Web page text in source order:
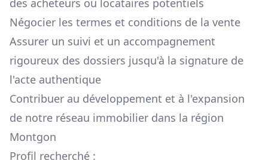
des acheteurs ou locataires potentiels
Négocier les termes et conditions de la vente
Assurer un suivi et un accompagnement
rigoureux des dossiers jusqu'à la signature de
l'acte authentique
Contribuer au développement et à l'expansion
de notre réseau immobilier dans la région
Montgon
Profil recherché :